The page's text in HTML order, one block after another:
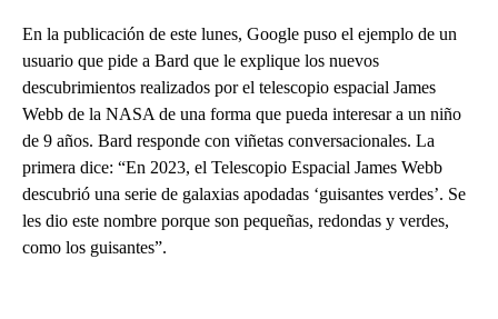
En la publicación de este lunes, Google puso el ejemplo de un
usuario que pide a Bard que le explique los nuevos
descubrimientos realizados por el telescopio espacial James
Webb de la NASA de una forma que pueda interesar a un niño
de 9 años. Bard responde con viñetas conversacionales. La
primera dice: “En 2023, el Telescopio Espacial James Webb
descubrió una serie de galaxias apodadas ‘guisantes verdes’. Se
les dio este nombre porque son pequeñas, redondas y verdes,
como los guisantes”.